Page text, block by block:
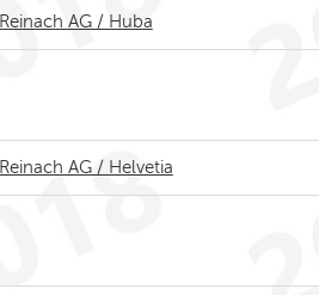
Reinach AG / Huba
Reinach AG / Helvetia